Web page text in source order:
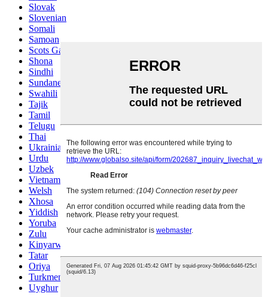
Slovak
Slovenian
Somali
Samoan
Scots Gaelic
Shona
Sindhi
Sundanese
Swahili
Tajik
Tamil
Telugu
Thai
Ukrainian
Urdu
Uzbek
Vietnamese
Welsh
Xhosa
Yiddish
Yoruba
Zulu
Kinyarwanda
Tatar
Oriya
Turkmen
Uyghur